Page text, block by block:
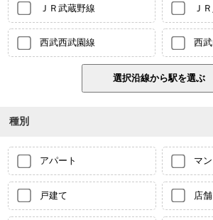
ＪＲ武蔵野線 Ｊ
西武西武園線 西
種別
アパート マ
戸建て 店舗